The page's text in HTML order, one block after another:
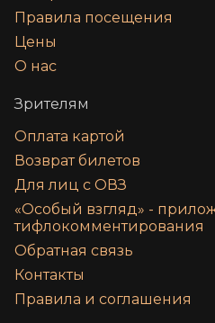
Правила посещения
Цены
О нас
Зрителям
Оплата картой
Возврат билетов
Для лиц с ОВЗ
«‎Особый взгляд» -
тифлокомментирования
Обратная связь
Контакты
Правила и соглашения